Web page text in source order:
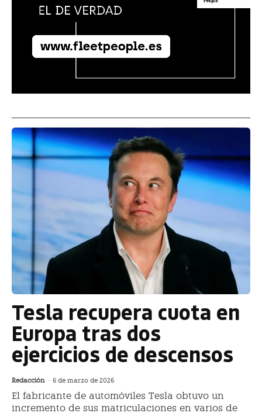
Tesla recupera cuota en
Europa tras dos
ejercicios de descensos
Redacción - 6 de marzo de 2026
El fabricante de automóviles Tesla obtuvo un
incremento de sus matriculaciones en varios de